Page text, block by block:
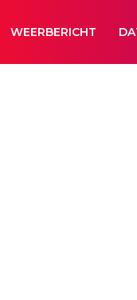
WEERBERICHT